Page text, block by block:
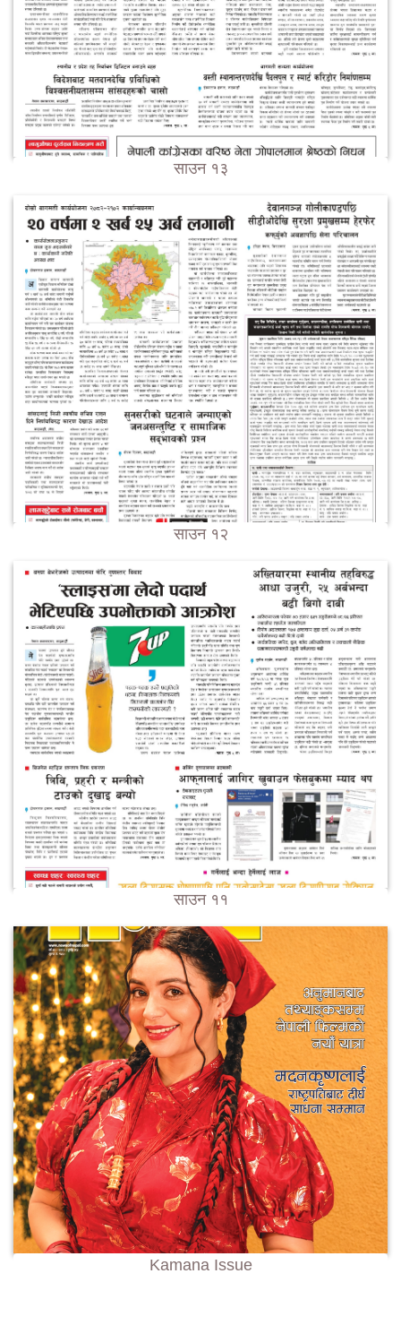
साउन १३
साउन १२
साउन ११
Kamana Issue